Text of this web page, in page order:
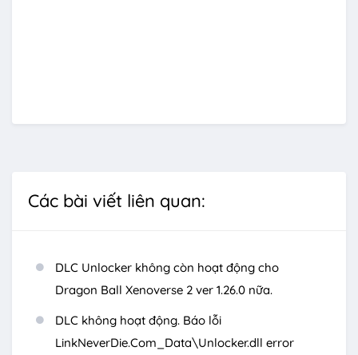
Các bài viết liên quan:
DLC Unlocker không còn hoạt động cho
Dragon Ball Xenoverse 2 ver 1.26.0 nữa.
DLC không hoạt động. Báo lỗi
LinkNeverDie.Com_Data\Unlocker.dll error